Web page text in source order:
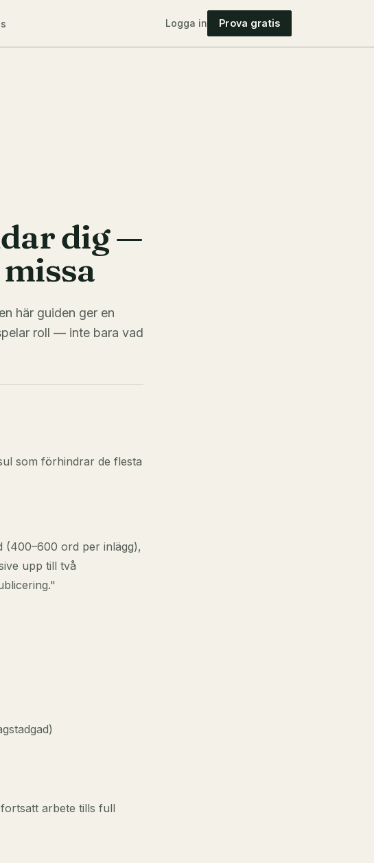
Logga in Prova gratis
dig —
här guiden ger en
roll — inte bara vad
som förhindrar de flesta
(400–600 ord per inlägg),
upp till två
arbete tills full